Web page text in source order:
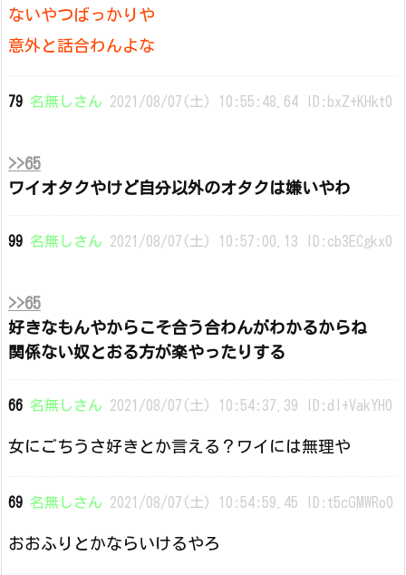
ないやつばっかりや
意外と話合わんよな
79 名無しさん 2021/08/07(土) 10:55:48.64 ID:bxZ+KHkt0
>>65
ワイオタクやけど自分以外のオタクは嫌いやわ
99 名無しさん 2021/08/07(土) 10:57:00.13 ID:cb3ECgkx0
>>65
好きなもんやからこそ合う合わんがわかるからね
関係ない奴とおる方が楽やったりする
66 名無しさん 2021/08/07(土) 10:54:37.39 ID:dI+VakYH0
女にごちうさ好きとか言える？ワイには無理や
69 名無しさん 2021/08/07(土) 10:54:59.45 ID:t5cGMWRo0
おおふりとかならいけるやろ